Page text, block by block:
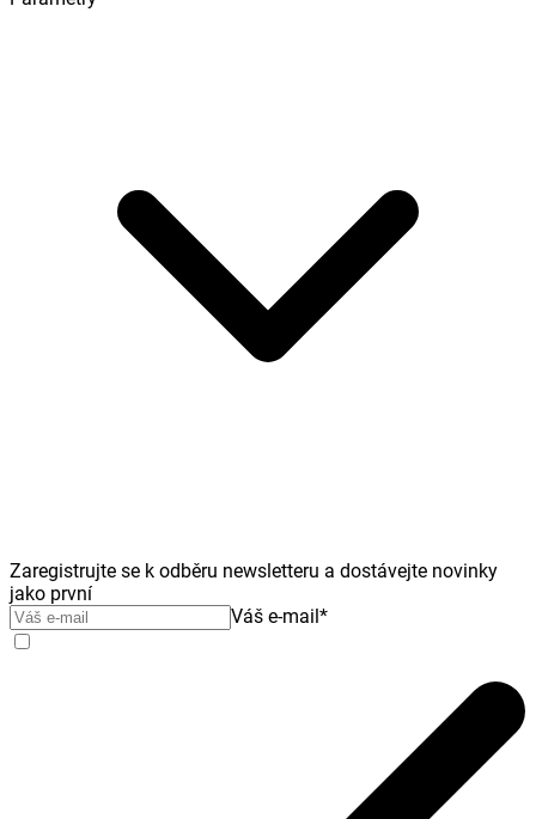
Zaregistrujte se k odběru newsletteru a dostávejte novinky
jako první
Váš e-mail*